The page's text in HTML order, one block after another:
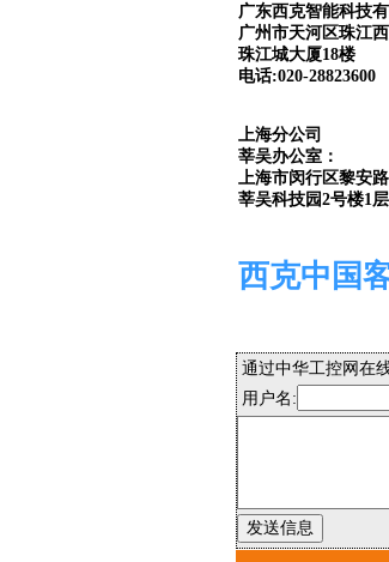
广东西克智能科技
广州市天河区珠江
珠江城大厦18楼
电话:020-28823600
上海分公司
莘吴办公室：
上海市闵行区黎安
莘吴科技园2号楼1
西克中国
通过中华工控网在
用户名: